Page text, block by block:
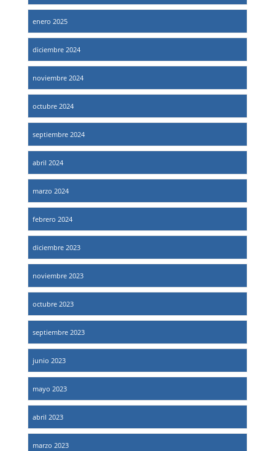
enero 2025
diciembre 2024
noviembre 2024
octubre 2024
septiembre 2024
abril 2024
marzo 2024
febrero 2024
diciembre 2023
noviembre 2023
octubre 2023
septiembre 2023
junio 2023
mayo 2023
abril 2023
marzo 2023